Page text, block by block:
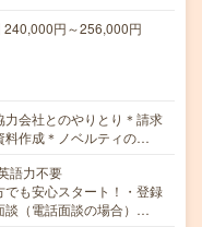
円～256,000円
力会社とのやりとり＊請求
料作成＊ノベルティの…
語力不要
でも安心スタート！・登録
談（電話面談の場合）…